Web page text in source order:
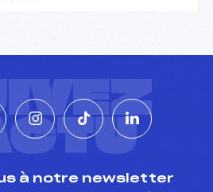
à notre newsletter